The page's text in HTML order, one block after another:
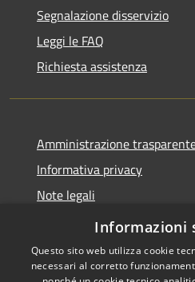
Segnalazione disservizio
Leggi le FAQ
Richiesta assistenza
Amministrazione
Informativa privacy
Note legali
Dichiarazione di accessibilità
Informazioni
Questo sito web utilizza cookie
necessari al corretto